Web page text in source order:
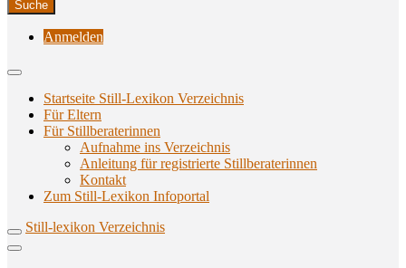
Anmelden
Startseite Still-Lexikon Verzeichnis
Für Eltern
Für Stillberaterinnen
Aufnahme ins Verzeichnis
Anlei­tung für regis­trier­te Stillberaterinnen
Kon­takt
Zum Still-Lexikon Infoportal
Still-lexikon Verzeichnis